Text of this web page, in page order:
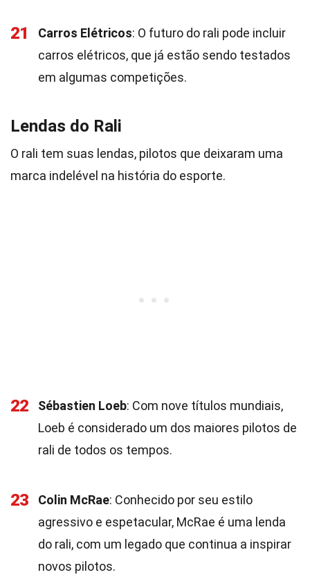
21 Carros Elétricos: O futuro do rali pode incluir
carros elétricos, que já estão sendo testados
em algumas competições.
Lendas do Rali
O rali tem suas lendas, pilotos que deixaram uma
marca indelével na história do esporte.
22 Sébastien Loeb: Com nove títulos mundiais,
Loeb é considerado um dos maiores pilotos de
rali de todos os tempos.
23 Colin McRae: Conhecido por seu estilo
agressivo e espetacular, McRae é uma lenda
do rali, com um legado que continua a inspirar
novos pilotos.